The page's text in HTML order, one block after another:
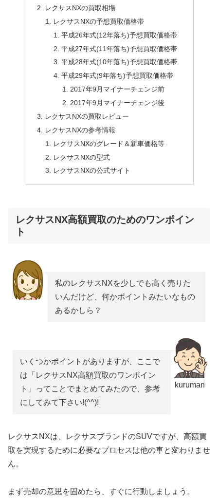
レクサスNXの買取相場
レクサスNXの予想買取価格帯
平成26年式(12年落ち)予想買取価格帯
平成27年式(11年落ち)予想買取価格帯
平成28年式(10年落ち)予想買取価格帯
平成29年式(9年落ち)予想買取価格帯
2017年9月マイナーチェンジ前
2017年9月マイナーチェンジ後
レクサスNXの買取レビュー
レクサスNXの参考情報
レクサスNXのグレード＆新車価格等
レクサスNXの型式
レクサスNXの公式サイト
レクサスNX高額買取のためのワンポイン
ト
私のレクサスNXを少しでも高く売りた
いんだけど、何かポイントみたいなもの
あるかしら？
kuruman
いくつかポイントがありますが、ここで
は「レクサスNX高額買取のワンポイン
ト」ってことでまとめてみたので、参考
にしてみて下さい!(^^)!
レクサスNXは、レクサスブランドのSUVですが、高額買
取を実現するために必要なプロセスは他の車と変わりませ
ん。
まず売却の意思を固めたら、すぐに行動しましょう。